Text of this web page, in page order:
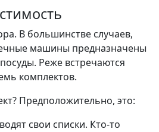
В большинстве случаев,
машины предназначены
Реже встречаются
комплектов.
Предположительно, это:
свои списки. Кто-то